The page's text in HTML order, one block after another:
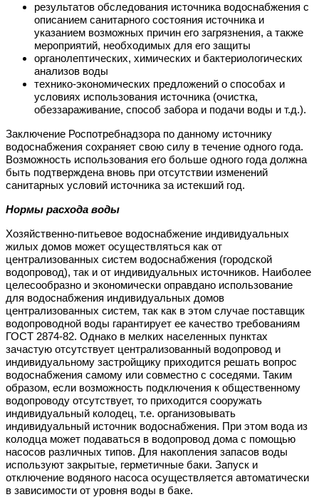
результатов обследования источника водоснабжения с
описанием санитарного состояния источника и
указанием возможных причин его загрязнения, а также
мероприятий, необходимых для его защиты
органолептических, химических и бактериологических
анализов воды
технико-экономических предложений о способах и
условиях использования источника (очистка,
обеззараживание, способ забора и подачи воды и т.д.).
Заключение Роспотребнадзора по данному источнику
водоснабжения сохраняет свою силу в течение одного года.
Возможность использования его больше одного года должна
быть подтверждена вновь при отсутствии изменений
санитарных условий источника за истекший год.
Нормы расхода воды
Хозяйственно-питьевое водоснабжение индивидуальных
жилых домов может осуществляться как от
централизованных систем водоснабжения (городской
водопровод), так и от индивидуальных источников. Наиболее
целесообразно и экономически оправдано использование
для водоснабжения индивидуальных домов
централизованных систем, так как в этом случае поставщик
водопроводной воды гарантирует ее качество требованиям
ГОСТ 2874-82. Однако в мелких населенных пунктах
зачастую отсутствует централизованный водопровод и
индивидуальному застройщику приходится решать вопрос
водоснабжения самому или совместно с соседями. Таким
образом, если возможность подключения к общественному
водопроводу отсутствует, то приходится сооружать
индивидуальный колодец, т.е. организовывать
индивидуальный источник водоснабжения. При этом вода из
колодца может подаваться в водопровод дома с помощью
насосов различных типов. Для накопления запасов воды
используют закрытые, герметичные баки. Запуск и
отключение водяного насоса осуществляется автоматически
в зависимости от уровня воды в баке.